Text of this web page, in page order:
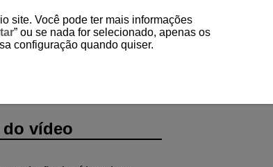
vídeo
site. Você pode ter mais informações
” ou se nada for selecionado, apenas os
configuração quando quiser.